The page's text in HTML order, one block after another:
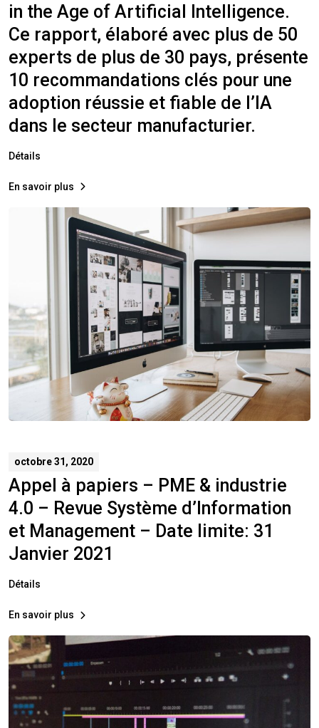
in the Age of Artificial Intelligence.
Ce rapport, élaboré avec plus de 50
experts de plus de 30 pays, présente
10 recommandations clés pour une
adoption réussie et fiable de l’IA
dans le secteur manufacturier. ​
Détails
En savoir plus
octobre 31, 2020
Appel à papiers – PME & industrie
4.0 – Revue Système d’Information
et Management – Date limite: 31
Janvier 2021
Détails
En savoir plus